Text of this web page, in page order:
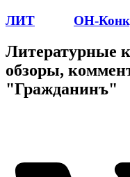
ЛИТ ОН-
Литературные
обзоры,
"Гражданинъ"